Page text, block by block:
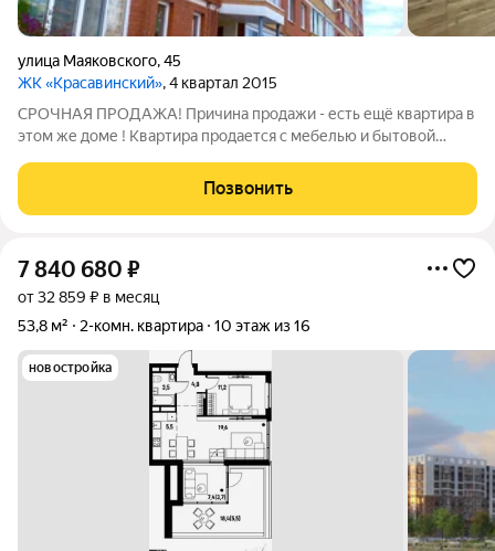
улица Маяковского,45
ЖК «Красавинский», 4 квартал 2015
СРОЧНАЯ ПРОДАЖА! Причина продажи - есть ещё квартира в
этом же доме ! Квартира продается с мебелью и бытовой
машина, плита, водонагреватель ) Преимущества квартиры : 2
большие изолированные
Позвонить
7 840 680 ₽
от 32 859 ₽ в месяц
53,8 м²
2-комн. квартира 10 этаж из 16
новостройка